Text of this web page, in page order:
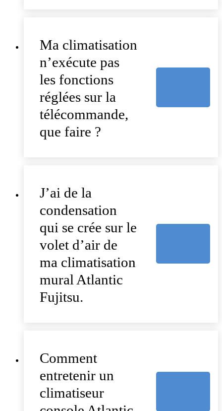
Ma climatisation
n’exécute pas
les fonctions
réglées sur la
télécommande,
que faire ?
J’ai de la
condensation
qui se crée sur le
volet d’air de
ma climatisation
mural Atlantic
Fujitsu.
Comment
entretenir un
climatiseur